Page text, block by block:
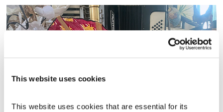
This website uses cookies
This website uses cookies that are essential for its